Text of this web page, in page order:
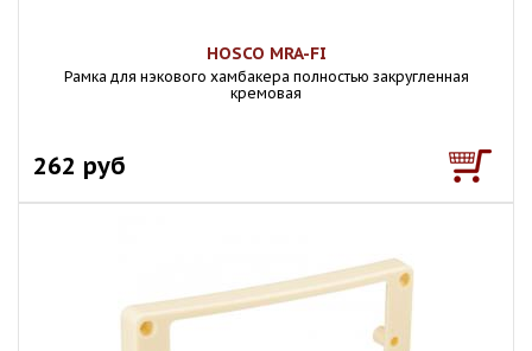
HOSCO MRA-FI
Рамка для нэкового хамбакера полностью закругленная
кремовая
262 руб